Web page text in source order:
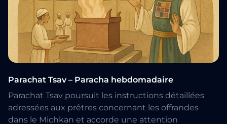
Parachat Tsav – Paracha hebdomadaire
Parachat Tsav poursuit les instructions détaillées
adressées aux prêtres concernant les offrandes
dans le Michkan et accorde une attention